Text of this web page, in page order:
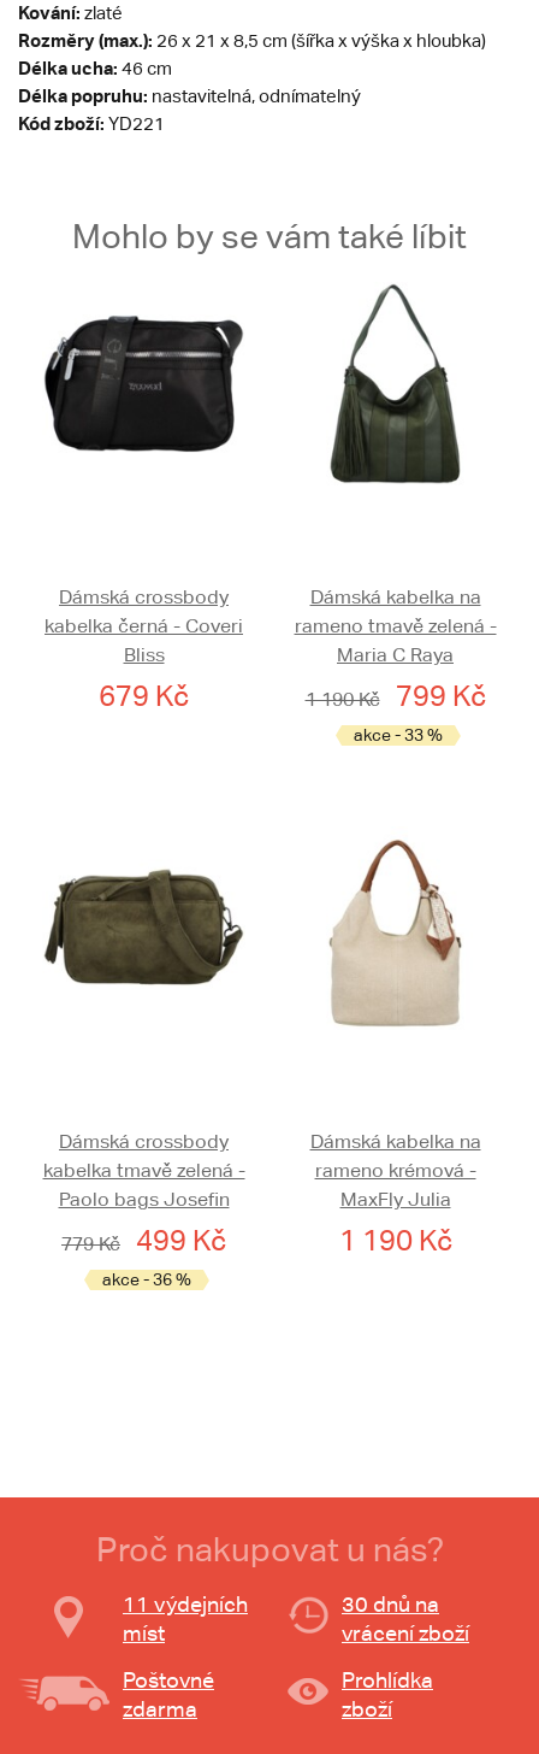
Kování: zlaté
Rozměry (max.): 26 x 21 x 8,5 cm (šířka x výška x hloubka)
Délka ucha: 46 cm
Délka popruhu: nastavitelná, odnímatelný
Kód zboží: YD221
Mohlo by se vám také líbit
Dámská crossbody
kabelka černá - Coveri
Bliss
679 Kč
Dámská kabelka na
rameno tmavě zelená -
Maria C Raya
1 190 Kč
799 Kč
akce - 33 %
Dámská crossbody
kabelka tmavě zelená -
Paolo bags Josefin
779 Kč
499 Kč
akce - 36 %
Dámská kabelka na
rameno krémová -
MaxFly Julia
1 190 Kč
Proč nakupovat u nás?
11 výdejních
míst
30 dnů na
vrácení zboží
Poštovné
zdarma
Prohlídka
zboží